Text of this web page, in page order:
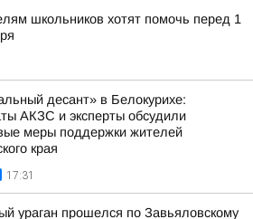
школьников хотят помочь перед 1
десант» в Белокурихе:
АКЗС и эксперты обсудили
меры поддержки жителей
края
17:31
ураган прошелся по Завьяловскому